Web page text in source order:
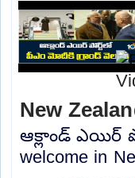
New
ఆక్లాండ్ ఎయిర్
welcome in